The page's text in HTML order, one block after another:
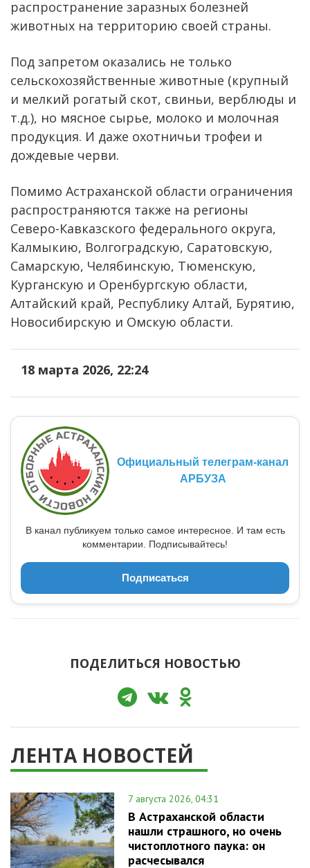
распространение заразных болезней
животных на территорию своей страны.
Под запретом оказались не только
сельскохозяйственные животные (крупный
и мелкий рогатый скот, свиньи, верблюды и
т.д.), но мясное сырье, молоко и молочная
продукция. И даже охотничьи трофеи и
дождевые черви.
Помимо Астраханской области ограничения
распространяются также на регионы
Северо-Кавказского федерального округа,
Калмыкию, Волгоградскую, Саратовскую,
Самарскую, Челябинскую, Тюменскую,
Курганскую и Оренбургскую области,
Алтайский край, Республику Алтай, Бурятию,
Новосибирскую и Омскую области.
18 марта 2026, 22:24
Официальный телеграм-канал
АРБУЗА
В канал публикуем только самое интересное. И там есть
комментарии. Подписывайтесь!
Подписаться
ПОДЕЛИТЬСЯ НОВОСТЬЮ
ЛЕНТА НОВОСТЕЙ
7 августа 2026, 04:31
В Астраханской области
нашли страшного, но очень
чистоплотного паука: он
расчесывался